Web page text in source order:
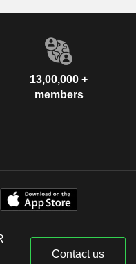
13,00,000 +
members
Contact us